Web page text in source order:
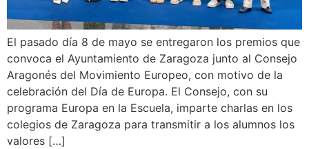
El pasado día 8 de mayo se entregaron los premios que
convoca el Ayuntamiento de Zaragoza junto al Consejo
Aragonés del Movimiento Europeo, con motivo de la
celebración del Día de Europa. El Consejo, con su
programa Europa en la Escuela, imparte charlas en los
colegios de Zaragoza para transmitir a los alumnos los
valores […]